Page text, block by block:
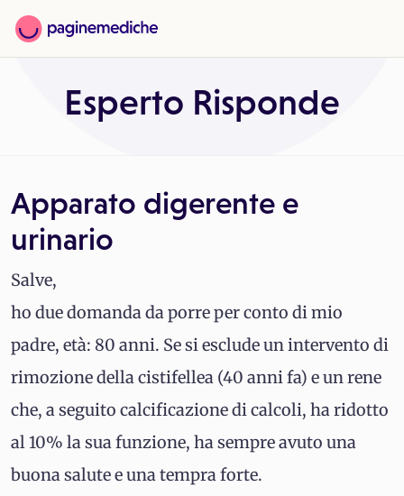
Esperto Risponde
Apparato digerente e
urinario
Salve,
ho due domanda da porre per conto di mio
padre, età: 80 anni. Se si esclude un intervento di
rimozione della cistifellea (40 anni fa) e un rene
che, a seguito calcificazione di calcoli, ha ridotto
al 10% la sua funzione, ha sempre avuto una
buona salute e una tempra forte.